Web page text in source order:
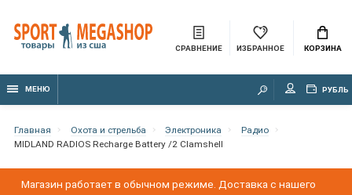
СРАВНЕНИЕ ИЗБРАННОЕ КОРЗИНА
МЕНЮ РУБЛЬ
Главная Охота и стрельба Электроника
Радио
MIDLAND RADIOS Recharge Battery /2 Clamshell
Магазин работает в обычном режиме. Доставка с нашего